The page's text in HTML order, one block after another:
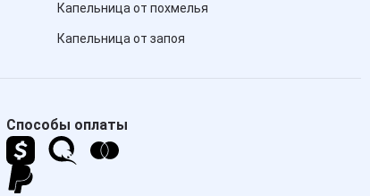
Капельница от похмелья
Капельница от запоя
Способы оплаты